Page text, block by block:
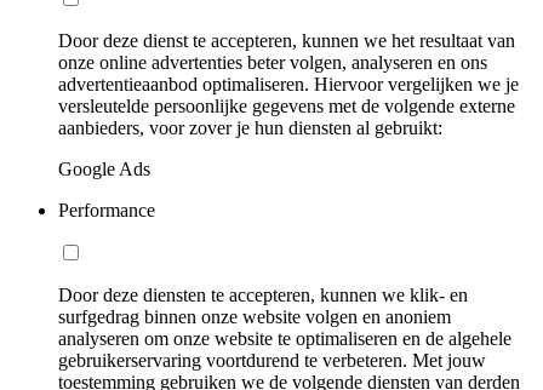
Door deze dienst te accepteren, kunnen we het resultaat van
onze online advertenties beter volgen, analyseren en ons
advertentieaanbod optimaliseren. Hiervoor vergelijken we je
versleutelde persoonlijke gegevens met de volgende externe
aanbieders, voor zover je hun diensten al gebruikt:
Google Ads
Performance
Door deze diensten te accepteren, kunnen we klik- en
surfgedrag binnen onze website volgen en anoniem
analyseren om onze website te optimaliseren en de algehele
gebruikerservaring voortdurend te verbeteren. Met jouw
toestemming gebruiken we de volgende diensten van derden